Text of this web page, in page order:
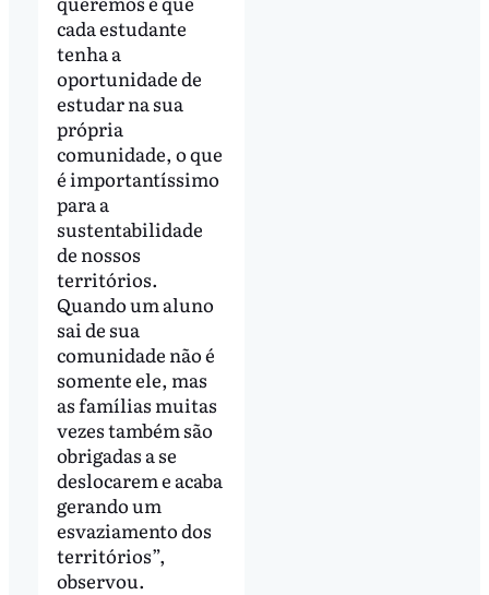
cada estudante
tenha a
oportunidade de
estudar na sua
própria
comunidade, o que
é importantíssimo
para a
sustentabilidade
de nossos
territórios.
Quando um aluno
sai de sua
comunidade não é
somente ele, mas
as famílias muitas
vezes também são
obrigadas a se
deslocarem e acaba
gerando um
esvaziamento dos
territórios”,
observou.